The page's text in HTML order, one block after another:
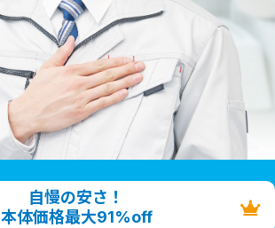
自慢の安さ！
本体価格最大91%off